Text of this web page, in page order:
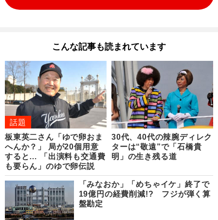
こんな記事も読まれています
話題
板東英二さん「ゆで卵おま
へんか？」 局が20個用意
すると… 「出演料も交通費
も要らん」のゆで卵伝説
30代、40代の辣腕ディレク
ターは“敬遠”で「石橋貴
明」の生き残る道
「みなおか」「めちゃイケ」終了で
19億円の経費削減!? フジが弾く算
盤勘定